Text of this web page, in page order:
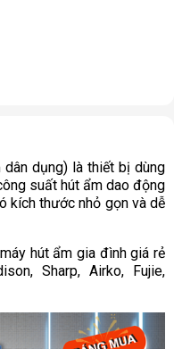
dụng) là thiết bị dùng
suất hút ẩm dao động
kích thước nhỏ gọn và dễ
hút ẩm gia đình giá rẻ
Sharp, Airko, Fujie,